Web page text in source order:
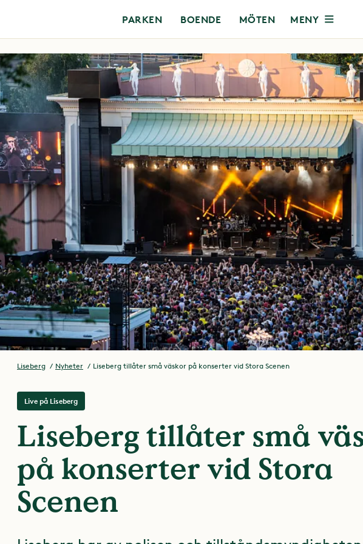
PARKEN BOENDE MÖTEN MENY
Liseberg Nyheter Liseberg tillåter små väskor på konserter vid Stora Scenen
Live på Liseberg
Liseberg tillåter små
på konserter vid Stora
Scenen